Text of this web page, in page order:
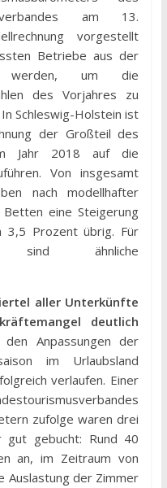
am 13.
vorgestellt
Betriebe aus der
werden, um die
des Vorjahres zu
Schleswig-Holstein ist
der Großteil des
im Jahr 2018 auf die
Von insgesamt
nach modellhafter
eine Steigerung
3,5 Prozent übrig. Für
sind ähnliche
aller Unterkünfte
deutlich
den Anpassungen der
im Urlaubsland
verlaufen. Einer
zufolge waren drei
gebucht: Rund 40
an, im Zeitraum von
Auslastung der Zimmer